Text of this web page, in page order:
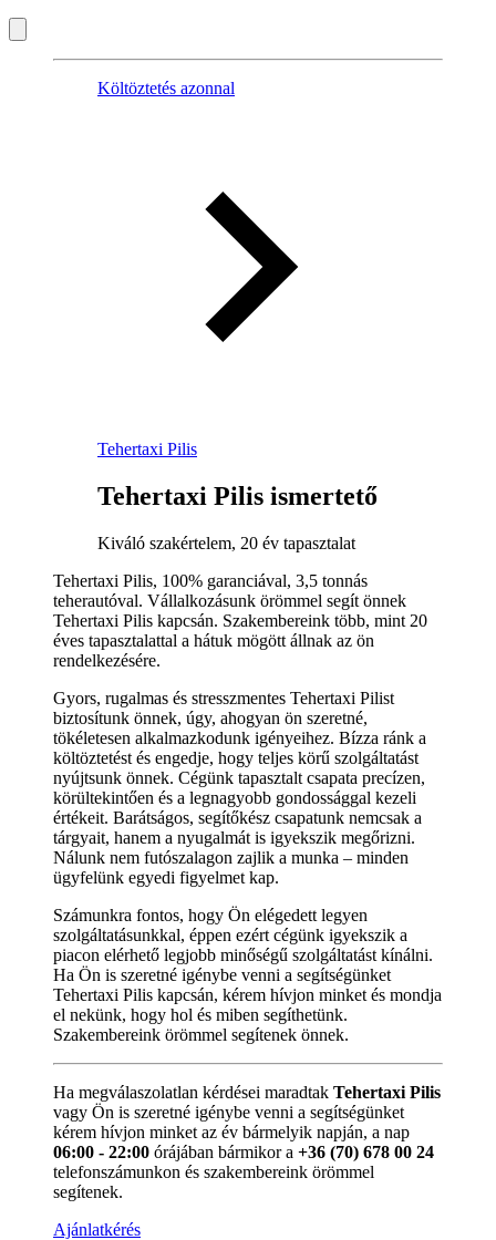
Költöztetés azonnal
Tehertaxi Pilis
Tehertaxi Pilis ismertető
Kiváló szakértelem, 20 év tapasztalat
Tehertaxi Pilis, 100% garanciával, 3,5 tonnás
teherautóval. Vállalkozásunk örömmel segít önnek
Tehertaxi Pilis kapcsán. Szakembereink több, mint 20
éves tapasztalattal a hátuk mögött állnak az ön
rendelkezésére.
Gyors, rugalmas és stresszmentes Tehertaxi Pilist
biztosítunk önnek, úgy, ahogyan ön szeretné,
tökéletesen alkalmazkodunk igényeihez. Bízza ránk a
költöztetést és engedje, hogy teljes körű szolgáltatást
nyújtsunk önnek. Cégünk tapasztalt csapata precízen,
körültekintően és a legnagyobb gondossággal kezeli
értékeit. Barátságos, segítőkész csapatunk nemcsak a
tárgyait, hanem a nyugalmát is igyekszik megőrizni.
Nálunk nem futószalagon zajlik a munka – minden
ügyfelünk egyedi figyelmet kap.
Számunkra fontos, hogy Ön elégedett legyen
szolgáltatásunkkal, éppen ezért cégünk igyekszik a
piacon elérhető legjobb minőségű szolgáltatást kínálni.
Ha Ön is szeretné igénybe venni a segítségünket
Tehertaxi Pilis kapcsán, kérem hívjon minket és mondja
el nekünk, hogy hol és miben segíthetünk.
Szakembereink örömmel segítenek önnek.
Ha megválaszolatlan kérdései maradtak Tehertaxi Pilis
vagy Ön is szeretné igénybe venni a segítségünket
kérem hívjon minket az év bármelyik napján, a nap
06:00 - 22:00 órájában bármikor a +36 (70) 678 00 24
telefonszámunkon és szakembereink örömmel
segítenek.
Ajánlatkérés